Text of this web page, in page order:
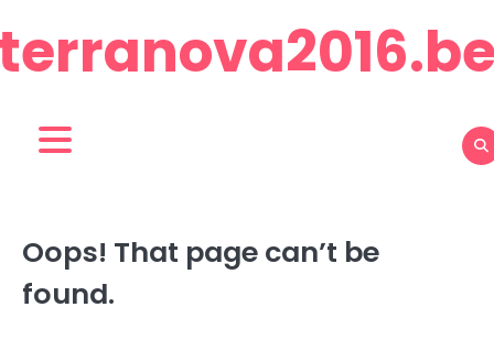
to
content
Oops! That page can’t be
found.